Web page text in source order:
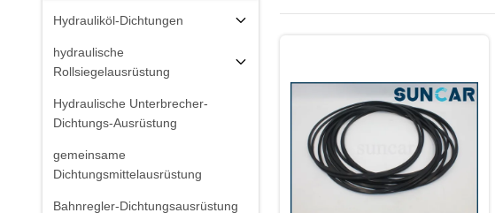
Hydrauliköl-Dichtungen
hydraulische
Rollsiegelausrüstung
Hydraulische Unterbrecher-
Dichtungs-Ausrüstung
gemeinsame
Dichtungsmittelausrüstung
Bahnregler-Dichtungsausrüstung